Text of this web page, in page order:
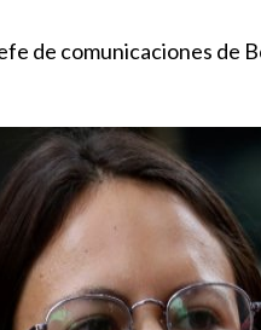
de comunicaciones de